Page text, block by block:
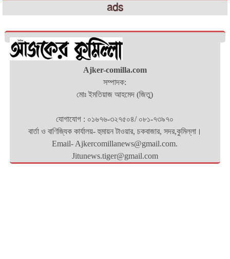
ads
Ajker-comilla.com
সম্পাদক:
মোঃ ইমতিয়াজ আহমেদ (জিতু)
যোগাযোগ : ০১৬৭৬-৩২৭৫০৪/ ০৮১-৭৩৯৭০
বার্তা ও বাণিজ্যিক কার্যালয়- হুমায়ন টাওয়ার, চকবাজার, সদর,কুমিল্লা।
Email- Ajkercomillanews@gmail.com.
Jitunews.tiger@gmail.com